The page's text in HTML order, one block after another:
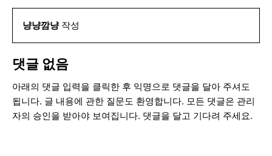
냥냥깜냥작성
댓글 없음
아래의 댓글 입력을 클릭한 후 익명으로 댓글을 달아 주셔도
됩니다. 글 내용에 관한 질문도 환영합니다. 모든 댓글은 관리
자의 승인을 받아야 보여집니다. 댓글을 달고 기다려 주세요.